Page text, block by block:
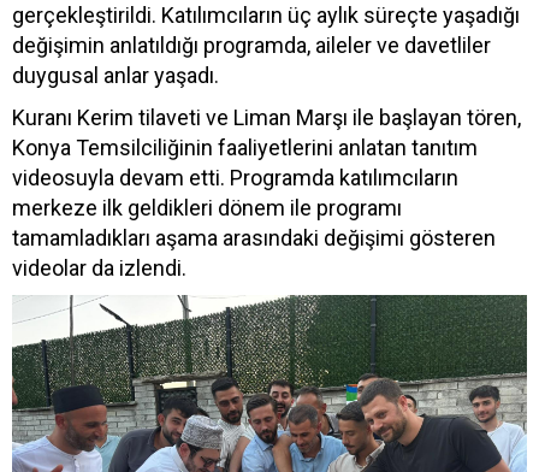
gerçekleştirildi. Katılımcıların üç aylık süreçte yaşadığı
değişimin anlatıldığı programda, aileler ve davetliler
duygusal anlar yaşadı.
Kuranı Kerim tilaveti ve Liman Marşı ile başlayan tören,
Konya Temsilciliğinin faaliyetlerini anlatan tanıtım
videosuyla devam etti. Programda katılımcıların
merkeze ilk geldikleri dönem ile programı
tamamladıkları aşama arasındaki değişimi gösteren
videolar da izlendi.